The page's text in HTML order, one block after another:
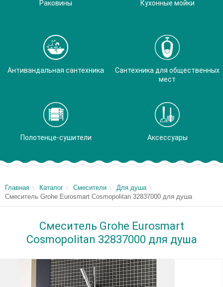
Раковины Кухонные мойки
Антивандальная сантехника
Сантехника для общественных
мест
Полотенце-сушители Аксессуары
Главная Каталог Смесители
Для душа
Смеситель Grohe Eurosmart Cosmopolitan 32837000 для душа
Смеситель Grohe Eurosmart
Cosmopolitan 32837000 для душа